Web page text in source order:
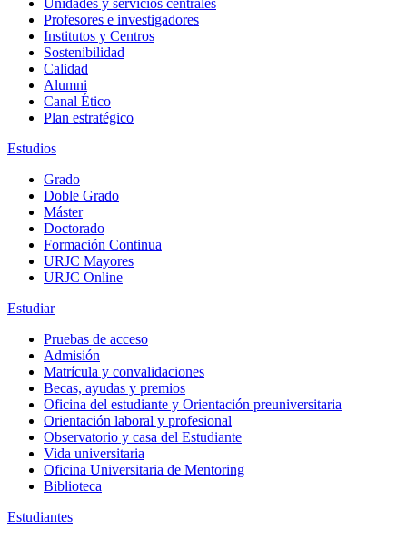
Unidades y servicios centrales
Profesores e investigadores
Institutos y Centros
Sostenibilidad
Calidad
Alumni
Canal Ético
Plan estratégico
Estudios
Grado
Doble Grado
Máster
Doctorado
Formación Continua
URJC Mayores
URJC Online
Estudiar
Pruebas de acceso
Admisión
Matrícula y convalidaciones
Becas, ayudas y premios
Oficina del estudiante y Orientación preuniversitaria
Orientación laboral y profesional
Observatorio y casa del Estudiante
Vida universitaria
Oficina Universitaria de Mentoring
Biblioteca
Estudiantes